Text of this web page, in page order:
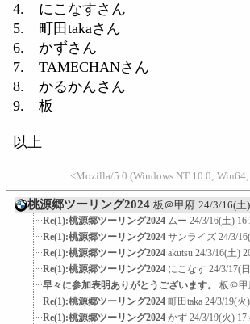
4. にこなすさん
5. 町田takaさん
6. かずさん
7. TAMECHANさん
8. かるかんさん
9. 板
以上
<Mozilla/5.0 (Windows NT 10.0;
桃源郷ツーリング2024 板＠甲府 24/3/16(土
Re(1):桃源郷ツーリング2024 ムー 24/3/16(土)
Re(1):桃源郷ツーリング2024 サンライズ 24/3/
Re(1):桃源郷ツーリング2024 akutsu 24/3/16(土)
Re(1):桃源郷ツーリング2024 にこなす 24/3/17(
早々に参加表明ありがとうございます。
板＠
Re(1):桃源郷ツーリング2024 町田taka 24/3/19(火
Re(1):桃源郷ツーリング2024 かず 24/3/19(火)